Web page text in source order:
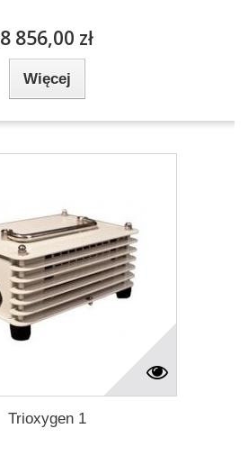
8 856,00 zł
Więcej
Trioxygen 1